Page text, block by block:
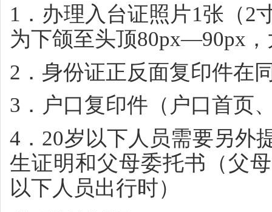
1．办理入台证照片1张（2
为下颌至头顶80px—90px，
2．身份证正反面复印件在
3．户口复印件（户口首页
4．20岁以下人员需要另外
生证明和父母委托书（父
以下人员出行时）